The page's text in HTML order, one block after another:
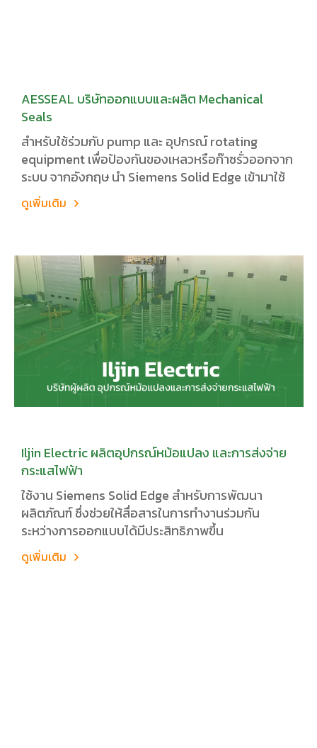
AESSEAL บริษัทออกแบบและผลิต Mechanical
Seals
สำหรับใช้ร่วมกับ pump และ อุปกรณ์ rotating
equipment เพื่อป้องกันของเหลวหรือก๊าซรั่วออกจาก
ระบบ จากอังกฤษ นำ Siemens Solid Edge เข้ามาใช้
ดูเพิ่มเติม
Iljin Electric ผลิตอุปกรณ์หม้อแปลง และการส่งจ่าย
กระแสไฟฟ้า
ใช้งาน Siemens Solid Edge สำหรับการพัฒนา
ผลิตภัณฑ์ ซึ่งช่วยให้สื่อสารในการทำงานร่วมกัน
ระหว่างการออกแบบได้มีประสิทธิภาพขึ้น
ดูเพิ่มเติม